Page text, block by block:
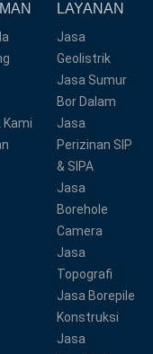
Kami
LAYANAN
Jasa
Geolistrik
Jasa Sumur
Bor Dalam
Jasa
Perizinan SIP
& SIPA
Jasa
Borehole
Camera
Jasa
Topografi
Jasa Borepile
Konstruksi
Jasa